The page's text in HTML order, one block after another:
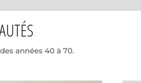
années 40 à 70.